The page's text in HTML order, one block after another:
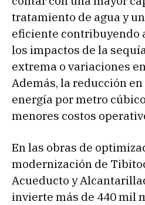
tratamiento de agua y
eficiente contribuyendo
los impactos de la
extrema o variaciones
Además, la reducción
energía por metro
menores costos
En las obras de
modernización de
Acueducto y
invierte más de 440 mil